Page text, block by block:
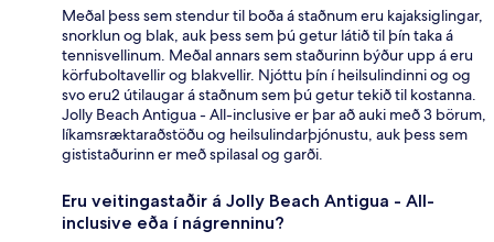
Meðal þess sem stendur til boða á staðnum eru kajaksiglingar,
snorklun og blak, auk þess sem þú getur látið til þín taka á
tennisvellinum. Meðal annars sem staðurinn býður upp á eru
körfuboltavellir og blakvellir. Njóttu þín í heilsulindinni og og
svo eru2 útilaugar á staðnum sem þú getur tekið til kostanna.
Jolly Beach Antigua - All-inclusive er þar að auki með 3 börum,
líkamsræktaraðstöðu og heilsulindarþjónustu, auk þess sem
gististaðurinn er með spilasal og garði.
Eru veitingastaðir á Jolly Beach Antigua - All-
inclusive eða í nágrenninu?